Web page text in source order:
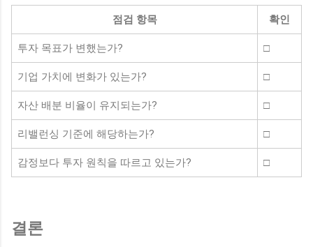
점검 항목 확인
투자 목표가 변했는가? □
기업 가치에 변화가 있는가? □
자산 배분 비율이 유지되는가? □
리밸런싱 기준에 해당하는가? □
감정보다 투자 원칙을 따르고 있는가? □
결론